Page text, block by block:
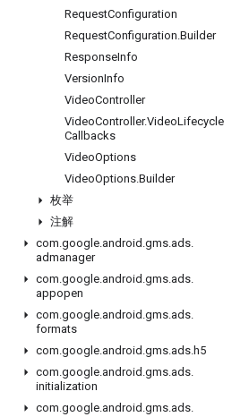
RequestConfiguration
RequestConfiguration.Builder
ResponseInfo
VersionInfo
VideoController
VideoController.VideoLifecycle
Callbacks
VideoOptions
VideoOptions.Builder
枚举
注解
com.google.android .gms.ads.
admanager
com.google.android .gms.ads.
appopen
com.google.android .gms.ads.
formats
com.google.android .gms.ads.h5
com.google.android .gms.ads.
initialization
com.google.android .gms.ads.